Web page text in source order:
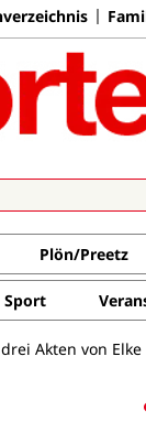
Plön/Preetz
Sport
Akten von Elke